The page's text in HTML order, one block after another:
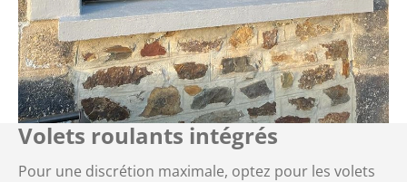
Volets roulants intégrés
Pour une discrétion maximale, optez pour les volets